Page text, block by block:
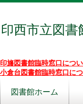
印西市立図書
印旛図書館臨時窓口につ
小倉台図書館臨時窓口に
図書館ホーム